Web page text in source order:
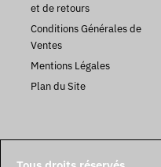
et de retours
Conditions Générales de
Ventes
Mentions Légales
Plan du Site